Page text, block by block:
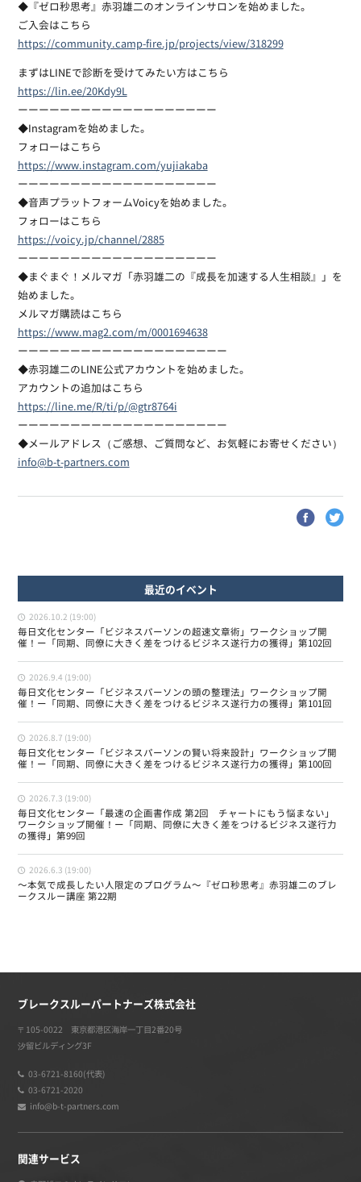
◆『ゼロ秒思考』赤羽雄二のオンラインサロンを始めました。
ご入会はこちら
https://community.camp-fire.jp/projects/view/318299
まずはLINEで診断を受けてみたい方はこちら
https://lin.ee/20Kdy9L
ーーーーーーーーーーーーーーーーーーー
◆Instagramを始めました。
フォローはこちら
https://www.instagram.com/yujiakaba
ーーーーーーーーーーーーーーーーーーー
◆音声プラットフォームVoicyを始めました。
フォローはこちら
https://voicy.jp/channel/2885
ーーーーーーーーーーーーーーーーーーー
◆まぐまぐ！メルマガ「赤羽雄二の『成長を加速する人生相談』」を
始めました。
メルマガ購読はこちら
https://www.mag2.com/m/0001694638
ーーーーーーーーーーーーーーーーーーーー
◆赤羽雄二のLINE公式アカウントを始めました。
アカウントの追加はこちら
https://line.me/R/ti/p/@gtr8764i
ーーーーーーーーーーーーーーーーーーーー
◆メールアドレス（ご感想、ご質問など、お気軽にお寄せください）
info@b-t-partners.com
最近のイベント
2026.10.2 (19:00)
毎日文化センター「ビジネスパーソンの超速文章術」ワークショップ開
催！ー「同期、同僚に大きく差をつけるビジネス遂行力の獲得」第102回
2026.9.4 (19:00)
毎日文化センター「ビジネスパーソンの頭の整理法」ワークショップ開
催！ー「同期、同僚に大きく差をつけるビジネス遂行力の獲得」第101回
2026.8.7 (19:00)
毎日文化センター「ビジネスパーソンの賢い将来設計」ワークショップ開
催！ー「同期、同僚に大きく差をつけるビジネス遂行力の獲得」第100回
2026.7.3 (19:00)
毎日文化センター「最速の企画書作成 第2回 チャートにもう悩まない」
ワークショップ開催！ー「同期、同僚に大きく差をつけるビジネス遂行力
の獲得」第99回
2026.6.3 (19:00)
〜本気で成長したい人限定のプログラム〜『ゼロ秒思考』赤羽雄二のブレ
ークスルー講座 第22期
ブレークスルーパートナーズ株式会社
〒105-0022 東京都港区海岸一丁目2番20号
汐留ビルディング3F
03-6721-8160(代表)
03-6721-2020
info@b-t-partners.com
関連サービス